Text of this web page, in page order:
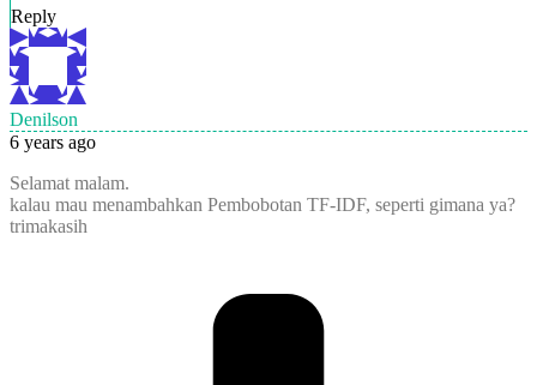
Reply
Denilson
6 years ago
Selamat malam.
kalau mau menambahkan Pembobotan TF-IDF, seperti gimana ya?
trimakasih